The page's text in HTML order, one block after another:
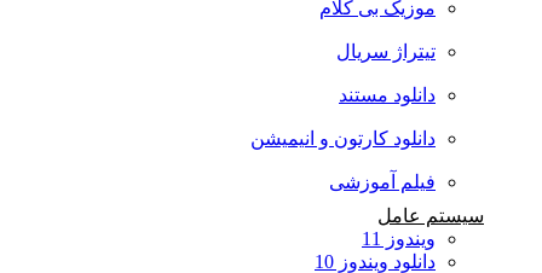
موزیک بی کلام
تیتراژ سریال
دانلود مستند
دانلود کارتون و انیمیشن
فیلم آموزشی
سیستم عامل
ویندوز 11
دانلود ویندوز 10